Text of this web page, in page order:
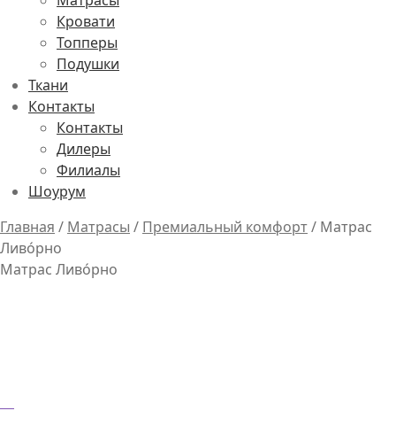
Кровати
Топперы
Подушки
Ткани
Контакты
Контакты
Дилеры
Филиалы
Шоурум
Главная / Матрасы / Премиальный комфорт/ Матрас
Ливо́рно
Матрас Ливо́рно